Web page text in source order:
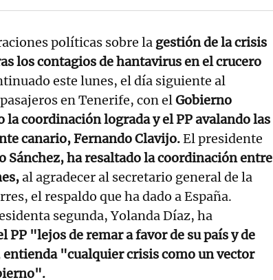
políticas sobre la gestión de la crisis
los contagios de hantavirus en el crucero
este lunes, el día siguiente al
en Tenerife, con elGobierno
la coordinación lograda y el PP avalando las
canario, FernandoClavijo.El presidente
Sánchez, ha resaltado la coordinación entre
al agradecer al secretario general de la
el respaldo que ha dado a España.
segunda, Yolanda Díaz, ha
PP "lejos de remar a favor de su país y de
"cualquier crisis como un vector